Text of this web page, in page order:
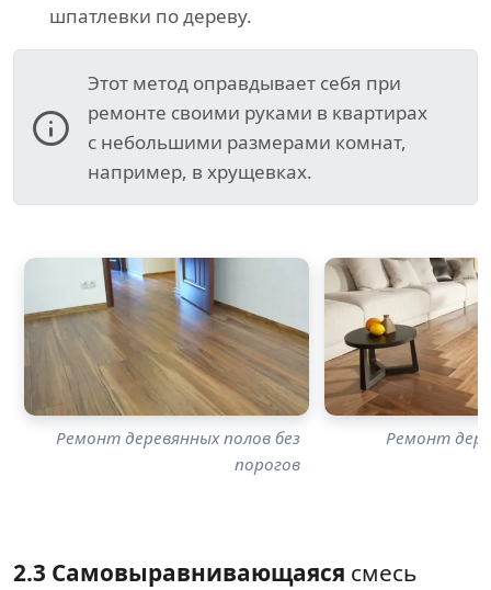
шпатлевки по дереву.
Этот метод оправдывает себя при
ремонте своими руками в квартирах
с небольшими размерами комнат,
например, в хрущевках.
Ремонт деревянных полов без
порогов
Ремонт
2.3 Самовыравнивающаяся смесь